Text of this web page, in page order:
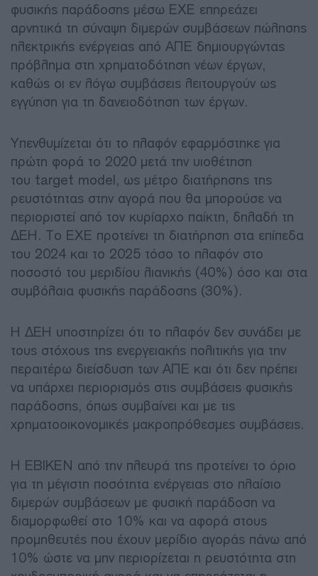
φυσικής παράδοσης μέσω ΕΧΕ επηρεάζει
αρνητικά τη σύναψη διμερών συμβάσεων πώλησης
ηλεκτρικής ενέργειας από ΑΠΕ δημιουργώντας
πρόβλημα στη χρηματοδότηση νέων έργων,
καθώς οι εν λόγω συμβάσεις λειτουργούν ως
εγγύηση για τη δανειοδότηση των έργων.
Υπενθυμίζεται ότι το πλαφόν εφαρμόστηκε για
πρώτη φορά το 2020 μετά την υιοθέτηση
του target model, ως μέτρο διατήρησης της
ρευστότητας στην αγορά που θα μπορούσε να
περιοριστεί από τον κυρίαρχο παίκτη, δηλαδή τη
ΔΕΗ. Το ΕΧΕ προτείνει τη διατήρηση στα επίπεδα
του 2024 και το 2025 τόσο το πλαφόν στο
ποσοστό του μεριδίου λιανικής (40%) όσο και στα
συμβόλαια φυσικής παράδοσης (30%).
Η ΔΕΗ υποστηρίζει ότι το πλαφόν δεν συνάδει με
τους στόχους της ενεργειακής πολιτικής για την
περαιτέρω διείσδυση των ΑΠΕ και ότι δεν πρέπει
να υπάρχει περιορισμός στις συμβάσεις φυσικής
παράδοσης, όπως συμβαίνει και με τις
χρηματοοικονομικές μακροπρόθεσμες συμβάσεις.
Η ΕΒΙΚΕΝ από την πλευρά της προτείνει το όριο
για τη μέγιστη ποσότητα ενέργειας στο πλαίσιο
διμερών συμβάσεων με φυσική παράδοση να
διαμορφωθεί στο 10% και να αφορά στους
προμηθευτές που έχουν μερίδιο αγοράς πάνω από
10% ώστε να μην περιορίζεται η ρευστότητα στη